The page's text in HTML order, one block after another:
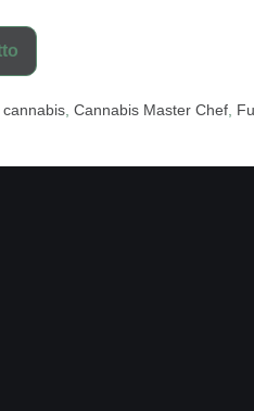
cannabis Cannabis Master Chef